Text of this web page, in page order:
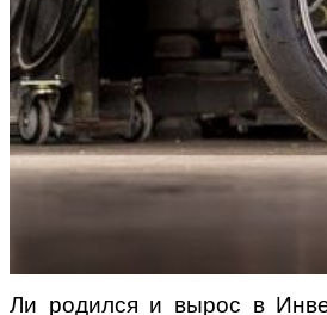
Ли родился и вырос в